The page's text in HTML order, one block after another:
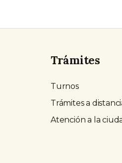
Trámites
Turnos
Trámites a
Atención a la